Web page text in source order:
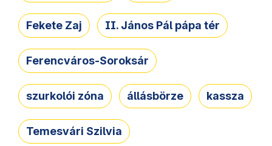
Fekete Zaj II. János Pál pápa tér
Ferencváros-Soroksár
szurkolói zóna állásbörze kassza
Temesvári Szilvia